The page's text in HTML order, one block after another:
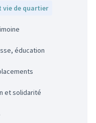
vie de quartier
éducation
et solidarité